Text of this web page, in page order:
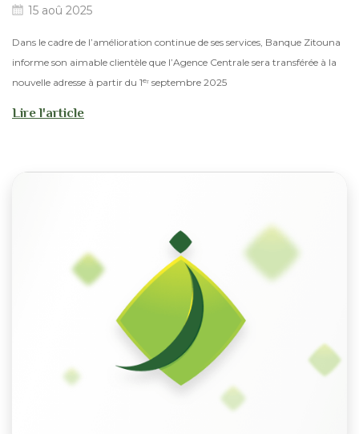
15 aoû 2025
Dans le cadre de l’amélioration continue de ses services, Banque Zitouna
informe son aimable clientèle que l’Agence Centrale sera transférée à la
nouvelle adresse à partir du 1ᵉʳ septembre 2025
Lire l'article